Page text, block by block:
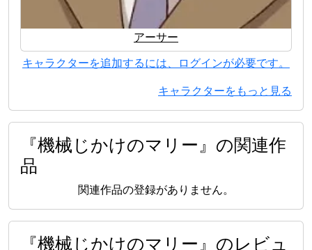
アーサー
キャラクターを追加するには、ログインが必要です。
キャラクターをもっと見る
『機械じかけのマリー』の関連作
品
関連作品の登録がありません。
『機械じかけのマリー』のレビュ